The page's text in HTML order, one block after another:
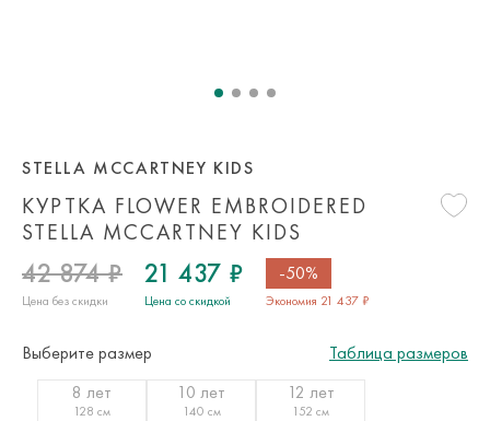
КУРТКА FLOWER EMBROIDERED
STELLA MCCARTNEY KIDS
STELLA MCCARTNEY KIDS
42 874 ₽
Цена без скидки
21 437 ₽
Цена со скидкой
-50%
Экономия 21 437 ₽
Выберите размер
Таблица размеров
8 лет
128 см
10 лет
140 см
12 лет
152 см